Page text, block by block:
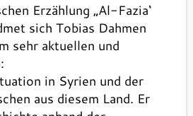
Erzählung „Al-Fazia‘
sich Tobias Dahmen
sehr aktuellen und
in Syrien und der
aus diesem Land. Er